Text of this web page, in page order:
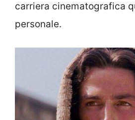
carriera cinematografica
personale.